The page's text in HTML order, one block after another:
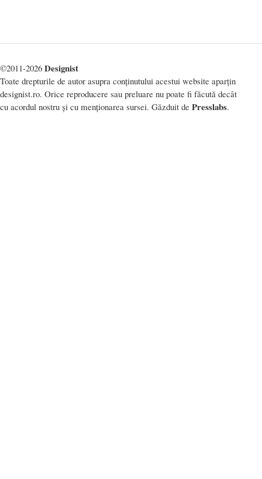
©2011-2026 Designist
Toate drepturile de autor asupra conținutului acestui website aparțin
designist.ro. Orice reproducere sau preluare nu poate fi făcută decât
cu acordul nostru și cu menționarea sursei. Găzduit de Presslabs.